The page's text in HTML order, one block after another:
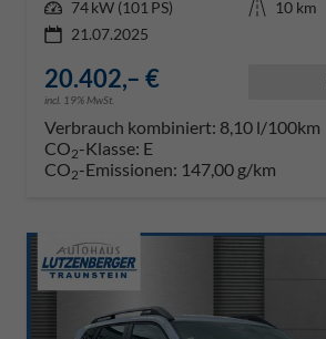
Leistung 74 kW (101 PS) Kilometerstand 10 km
21.07.2025
20.402,– €
incl. 19% MwSt.
Verbrauch kombiniert: 8,10 l/100km
CO2-Klasse: E
CO2-Emissionen: 147,00 g/km